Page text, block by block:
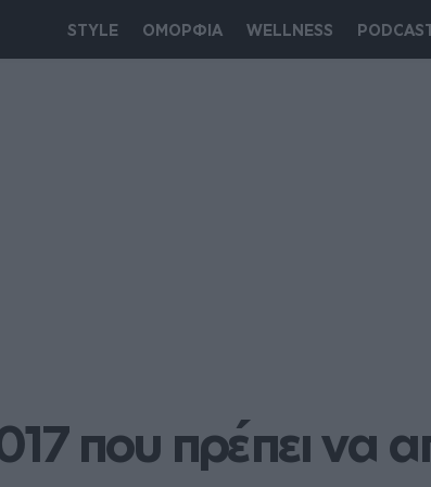
STYLE ΟΜΟΡΦΙΑ WELLNESS
που πρέπει να